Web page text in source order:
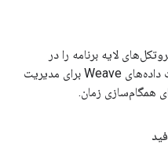
لایه برنامه را در
Weave تعریف می‌کنند، مانند مدیریت داده‌های Weave برای مدیریت